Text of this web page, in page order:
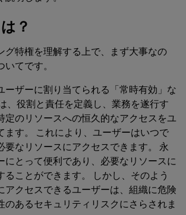
？
グ特権を理解する上で、まず大事なの
てです。
ーザーに割り当てられる「常時有効」な
、役割と責任を定義し、業務を遂行す
定のリソースへの恒久的なアクセスをユ
ます。 これにより、ユーザーはいつで
要なリソースにアクセスできます。 永
にとって便利であり、必要なリソースに
ることができます。 しかし、そのよう
アクセスできるユーザーは、組織に危険
のあるセキュリティリスクにさらされま